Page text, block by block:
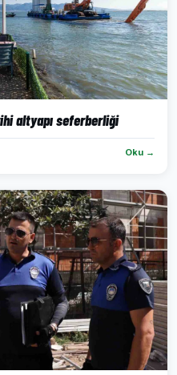
altyapı seferberliği
Oku →